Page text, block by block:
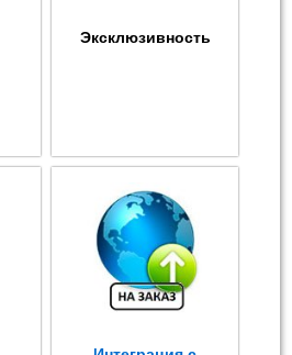
Эксклюзивность